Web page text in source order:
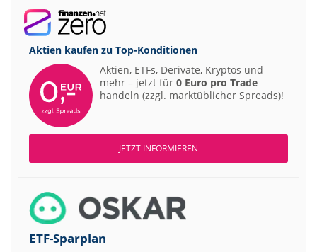
Aktien kaufen zu Top-Konditionen
Aktien, ETFs, Derivate, Kryptos und
mehr – jetzt für 0 Euro pro Trade
handeln (zzgl. marktüblicher Spreads)!
JETZT INFORMIEREN
ETF-Sparplan